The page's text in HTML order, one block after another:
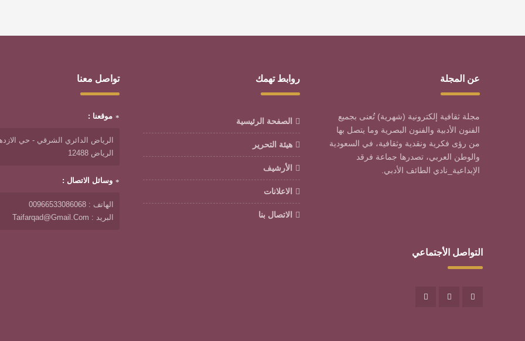
عن المجلة
مجلة ثقافية إلكترونية (شهرية) تُعنى بجميع
الفنون الأدبية والفنون البصرية وما يتصل بها
من رؤى فكرية ونقدية وثقافية، في السعودية
والوطن العربي، تصدرها جماعة فرقد
الإبداعية_نادي الطائف الأدبي.
روابط تهمك
الصفحة الرئيسية
هيئة التحرير
الأرشيف
الاعلانات
الاتصال بنا
تواصل معنا
موقعنا :
الرياض الدائري الشرقي - حي
الرياض 12488
وسائل الاتصال :
الهاتف : 00966533086068
البريد : Taifarqad@gmail.com
التواصل الأجتماعي